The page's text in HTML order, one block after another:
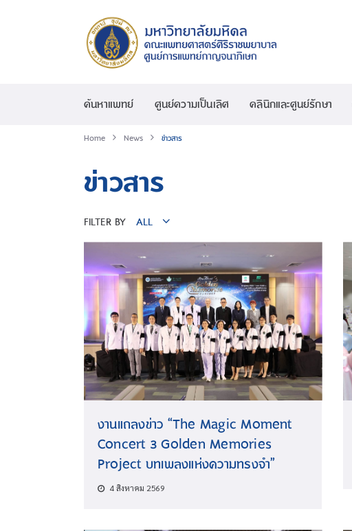
ค้นหาแพทย์ ศูนย์ความเป็นเลิศ คลินิกและศูนย์รักษา
Home News ข่าวสาร
ข่าวสาร
FILTER BY ALL
งานแถลงข่าว “The Magic Moment
Concert 3 Golden Memories
Project บทเพลงแห่งความทรงจำ”
4 สิงหาคม 2569